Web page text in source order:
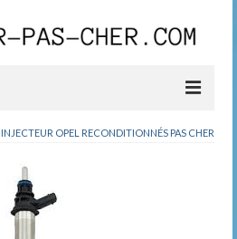
INJECTEUR OPEL RECONDITIONNÉS PAS CHER